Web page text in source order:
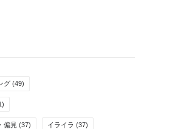
グ (49)
偏見 (37) イライラ (37)